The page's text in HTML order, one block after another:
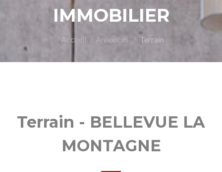
IMMOBILIER
Accueil Annonces Terrain
Terrain - BELLEVUE LA
MONTAGNE